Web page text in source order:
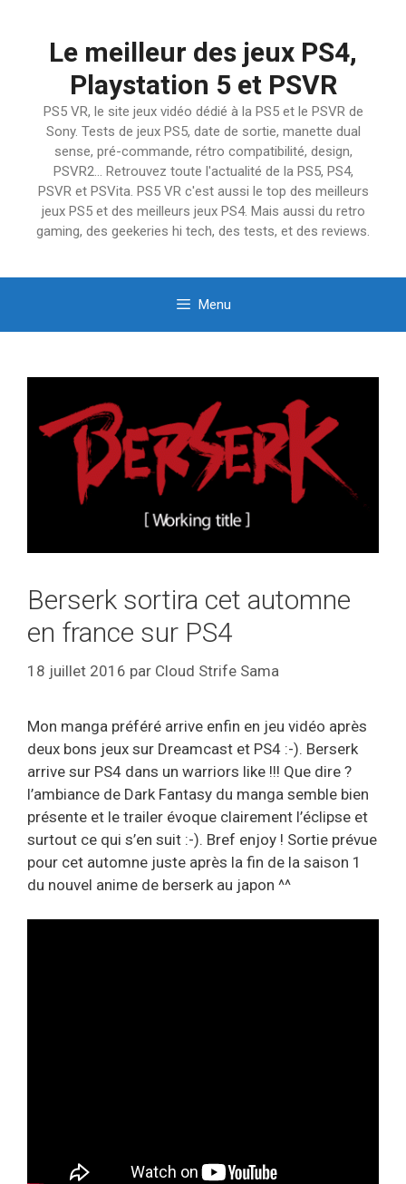
Le meilleur des jeux PS4,
Playstation 5 et PSVR
PS5 VR, le site jeux vidéo dédié à la PS5 et le PSVR de
Sony. Tests de jeux PS5, date de sortie, manette dual
sense, pré-commande, rétro compatibilité, design,
PSVR2… Retrouvez toute l'actualité de la PS5, PS4,
PSVR et PSVita. PS5 VR c'est aussi le top des meilleurs
jeux PS5 et des meilleurs jeux PS4. Mais aussi du retro
gaming, des geekeries hi tech, des tests, et des reviews.
Menu
Berserk sortira cet automne
en france sur PS4
18 juillet 2016 par Cloud Strife Sama
Mon manga préféré arrive enfin en jeu vidéo après
deux bons jeux sur Dreamcast et PS4 :-). Berserk
arrive sur PS4 dans un warriors like !!! Que dire ?
l’ambiance de Dark Fantasy du manga semble bien
présente et le trailer évoque clairement l’éclipse et
surtout ce qui s’en suit :-). Bref enjoy ! Sortie prévue
pour cet automne juste après la fin de la saison 1
du nouvel anime de berserk au japon ^^